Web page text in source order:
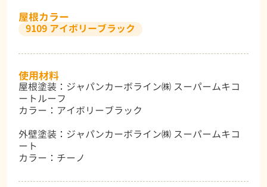
屋根カラー
9109 アイボリーブラック
使用材料
屋根塗装：ジャパンカーボライン㈱ スーパームキコ
ートルーフ
カラー：アイボリーブラック
外壁塗装：ジャパンカーボライン㈱ スーパームキコ
ート
カラー：チーノ